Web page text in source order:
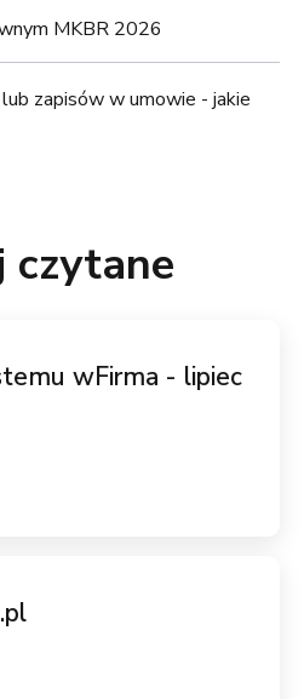
czytane
wFirma - lipiec
MKBR 2026
zapisów w umowie - jakie